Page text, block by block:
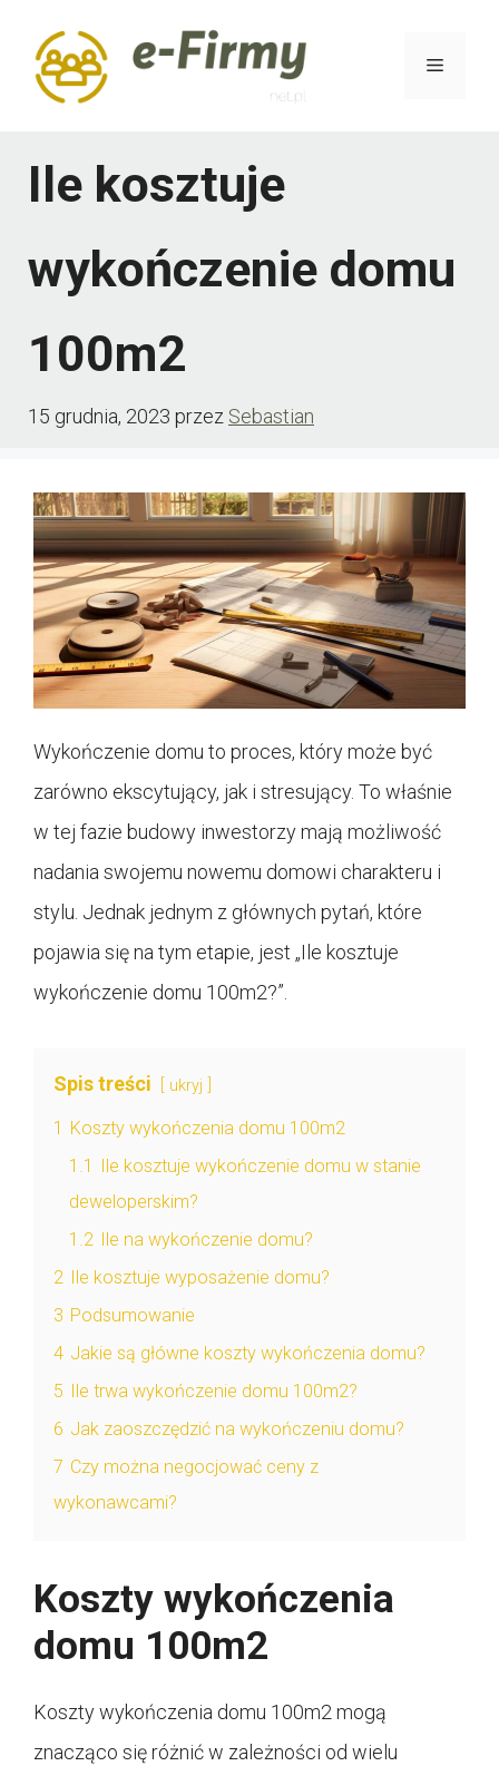
treści
Menu
Ile kosztuje
wykończenie domu
100m2
15 grudnia, 2023 przez Sebastian
Wykończenie domu to proces, który może być
zarówno ekscytujący, jak i stresujący. To właśnie
w tej fazie budowy inwestorzy mają możliwość
nadania swojemu nowemu domowi charakteru i
stylu. Jednak jednym z głównych pytań, które
pojawia się na tym etapie, jest „Ile kosztuje
wykończenie domu 100m2?”.
Spis treści ukryj
1
Koszty wykończenia domu 100m2
1.1
Ile kosztuje wykończenie domu w stanie
deweloperskim?
1.2
Ile na wykończenie domu?
2
Ile kosztuje wyposażenie domu?
3 Podsumowanie
4 Jakie są główne koszty wykończenia domu?
5
Ile trwa wykończenie domu 100m2?
6 Jak zaoszczędzić na wykończeniu domu?
7 Czy można negocjować ceny z
wykonawcami?
Koszty wykończenia
domu 100m2
Koszty wykończenia domu 100m2 mogą
znacząco się różnić w zależności od wielu